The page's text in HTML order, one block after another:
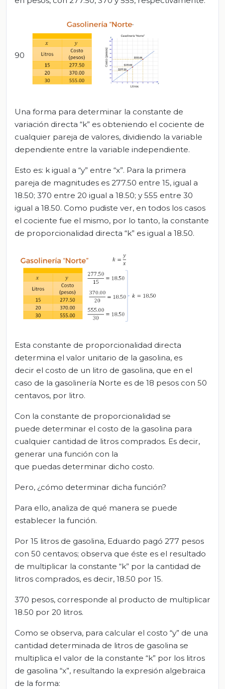
90
Una forma para determinar la constante de
variación directa “k” es obteniendo el cociente de
cualquier pareja de valores, dividiendo la variable
dependiente entre la variable independiente.
Esto es: k igual a “y” entre “x”. Para la primera
pareja de magnitudes es 277.50 entre 15, igual a
18.50; 370 entre 20 igual a 18.50; y 555 entre 30
igual a 18.50. Como pudiste ver, en todos los casos
el cociente fue el mismo, por lo tanto, la constante
de proporcionalidad directa “k” es igual a 18.50.
Esta constante de proporcionalidad directa
determina el valor unitario de la gasolina, es
decir el costo de un litro de gasolina, que en el
caso de la gasolinería Norte es de 18 pesos con 50
centavos, por litro.
Con la constante de proporcionalidad se
puede determinar el costo de la gasolina para
cualquier cantidad de litros comprados. Es decir,
generar una función con la
que puedas determinar dicho costo.
Pero, ¿cómo determinar dicha función?
Para ello, analiza de qué manera se puede
establecer la función.
Por 15 litros de gasolina, Eduardo pagó 277 pesos
con 50 centavos; observa que éste es el resultado
de multiplicar la constante “k” por la cantidad de
litros comprados, es decir, 18.50 por 15.
370 pesos, corresponde al producto de multiplicar
18.50 por 20 litros.
Como se observa, para calcular el costo “y” de una
cantidad determinada de litros de gasolina se
multiplica el valor de la constante “k” por los litros
de gasolina “x”, resultando la expresión algebraica
de la forma: